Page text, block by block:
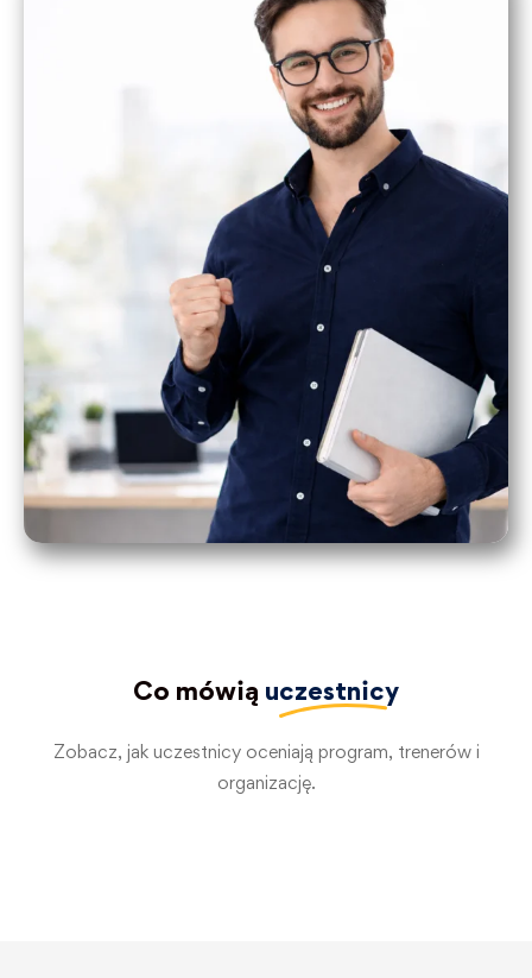
Co mówią uczestnicy
Zobacz, jak uczestnicy oceniają program, trenerów i
organizację.